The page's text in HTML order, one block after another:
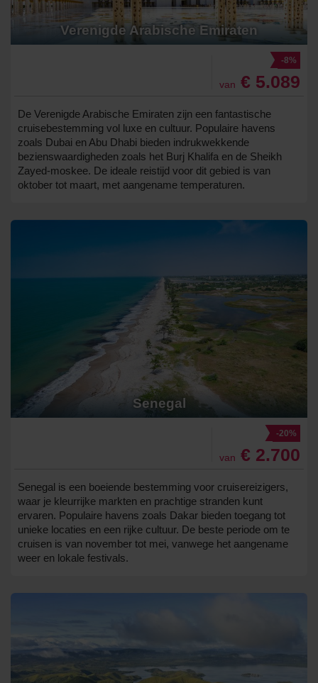
Verenigde Arabische Emiraten
-8%
van € 5.089
De Verenigde Arabische Emiraten zijn een fantastische
cruisebestemming vol luxe en cultuur. Populaire havens
zoals Dubai en Abu Dhabi bieden indrukwekkende
bezienswaardigheden zoals het Burj Khalifa en de Sheikh
Zayed-moskee. De ideale reistijd voor dit gebied is van
oktober tot maart, met aangename temperaturen.
Senegal
-20%
van € 2.700
Senegal is een boeiende bestemming voor cruisereizigers,
waar je kleurrijke markten en prachtige stranden kunt
ervaren. Populaire havens zoals Dakar bieden toegang tot
unieke locaties en een rijke cultuur. De beste periode om te
cruisen is van november tot mei, vanwege het aangename
weer en lokale festivals.